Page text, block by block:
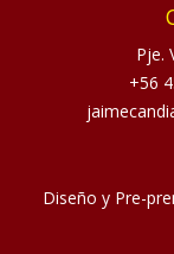
Pje.
+56
Diseño y Pre-